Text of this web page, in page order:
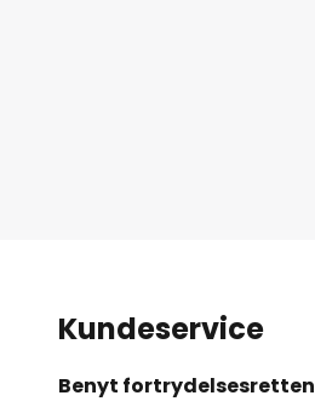
Kundeservice
Benyt fortrydelsesretten